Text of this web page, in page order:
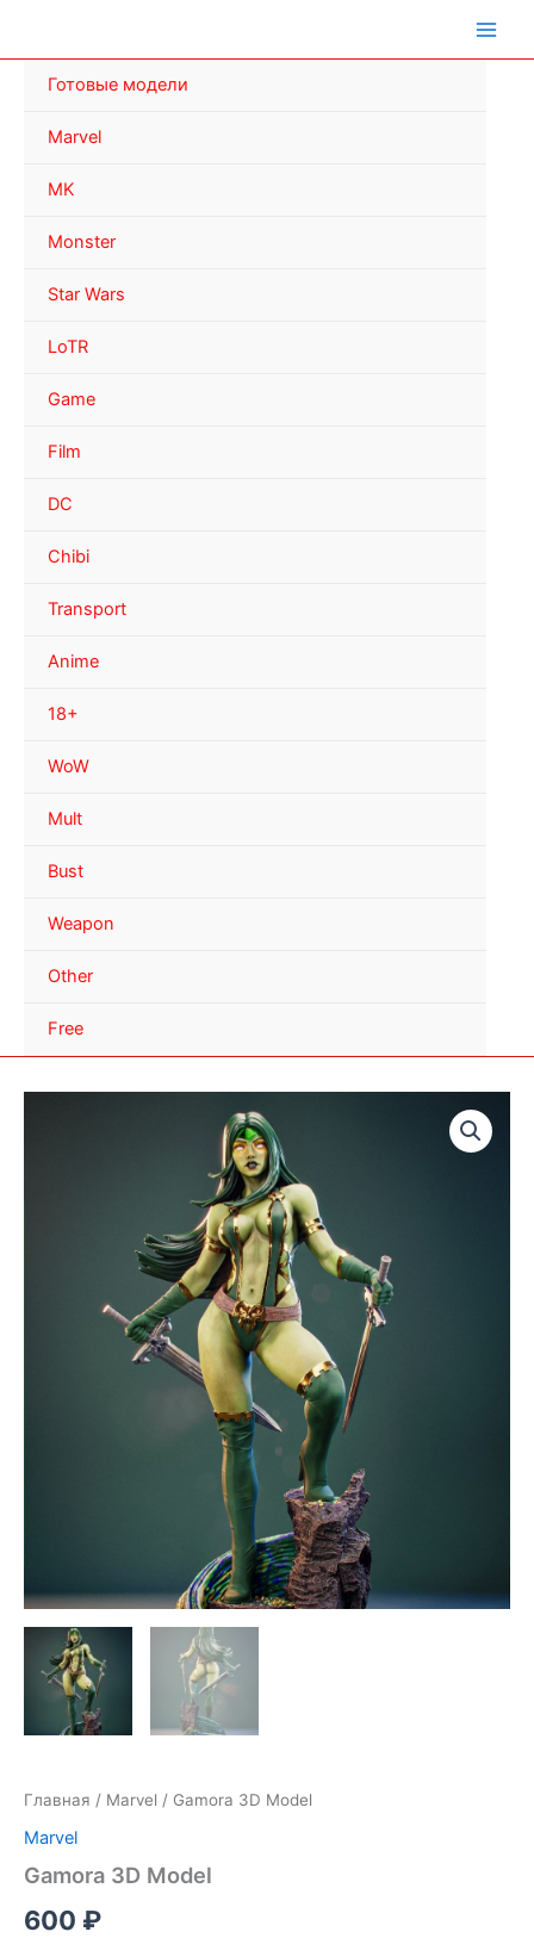
Готовые модели
Marvel
MK
Monster
Star Wars
LoTR
Game
Film
DC
Chibi
Transport
Anime
18+
WoW
Mult
Bust
Weapon
Other
Free
Главная / Marvel / Gamora 3D Model
Marvel
Gamora 3D Model
600 ₽